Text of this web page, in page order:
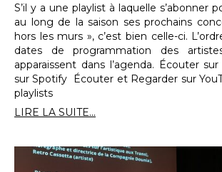
S’il y a une playlist à laquelle s’abonner
au long de la saison ses prochains
hors les murs », c’est bien celle-ci.
dates de programmation des
apparaissent dans l’agenda. Écouter
sur Spotify Écouter et Regarder sur
playlists
LIRE LA SUITE...